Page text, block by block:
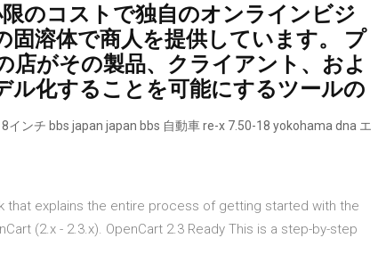
限のコストで独自のオンラインビジ
固溶体で商人を提供しています。 プ
店がその製品、クライアント、およ
ル化することを可能にするツールの
ンチ bbs japan japan bbs 自動車 re-x 7.50-18 yokohama dna エ
that explains the entire process of getting started with the
(2.x - 2.3.x). OpenCart 2.3 Ready This is a step-by-step